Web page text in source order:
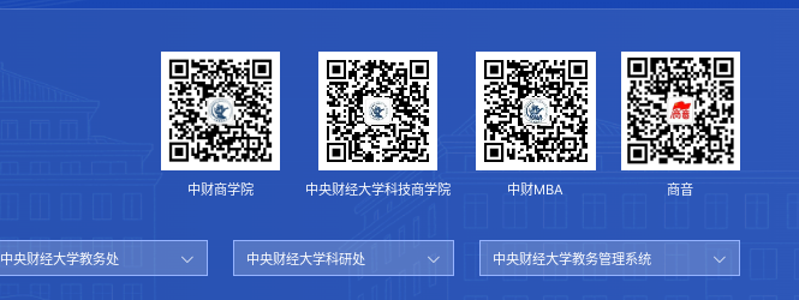
中财商学院 中央财经大学科技商学院 中财MBA 商音
中央财经大学教务处 中央财经大学科研处 中央财经大学教务管理系统